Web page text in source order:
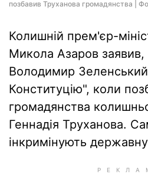
позбавив Труханова громадянства |
Колишній прем'єр-
Микола Азаров
Володимир
Конституцію", коли
громадянства
Геннадія Труханова.
інкримінують